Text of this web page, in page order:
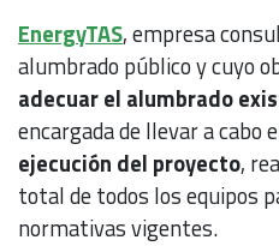
EnergyTAS, empresa
alumbrado público y cuyo
adecuar el alumbrado
encargada de llevar a cabo
ejecución del proyecto,
total de todos los equipos
normativas vigentes.